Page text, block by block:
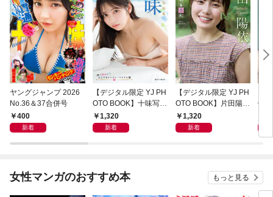
ヤングジャンプ 2026
No.36＆37合併号
400
新着
【デジタル限定 YJ PH
OTO BOOK】十味写真
集「続・『ぽみ』！？
どこでもトレイン・ベ
1,320
新着
【デジタル限定 YJ PH
OTO BOOK】片田陽依
写真集「羽色日和」
1,320
新着
リ」
女性マンガのおすすめ本 もっと見る